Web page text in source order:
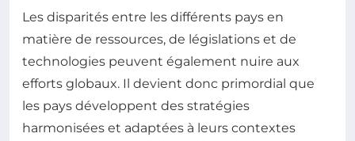
Les disparités entre les différents pays en
matière de ressources, de législations et de
technologies peuvent également nuire aux
efforts globaux. Il devient donc primordial que
les pays développent des stratégies
harmonisées et adaptées à leurs contextes